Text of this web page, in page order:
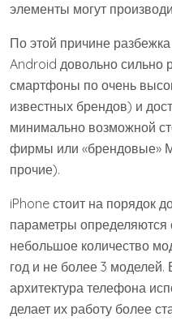
элементы могут
По этой причине
Android довольно сильно
смартфоны по очень
известных брендов) и
минимально возможной
фирмы или «брендовые»
прочие).
iPhone стоит на порядок
параметры определяются
небольшое количество
год и не более 3
архитектура телефона
делает их работу более